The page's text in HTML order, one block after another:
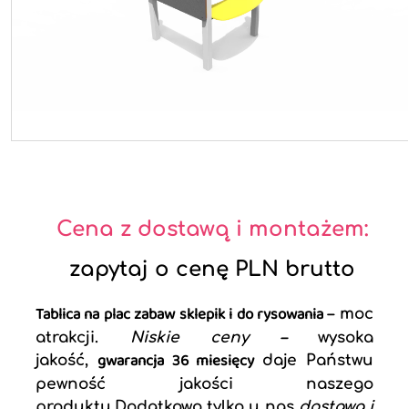
Cena z dostawą i montażem:
zapytaj o cenę PLN brutto
Tablica na plac zabaw sklepik i do rysowania– moc
atrakcji. Niskie ceny –wysoka
jakość,gwarancja 36 miesięcy daje Państwu
pewność jakości naszego